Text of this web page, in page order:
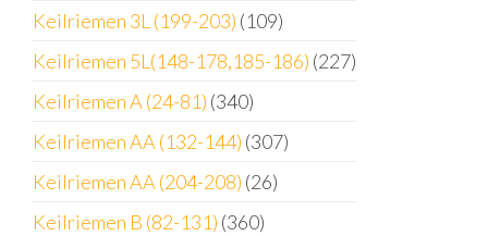
Keilriemen 3L (199-203) (109)
Keilriemen 5L(148-178,185-186) (227)
Keilriemen A (24-81) (340)
Keilriemen AA (132-144) (307)
Keilriemen AA (204-208) (26)
Keilriemen B (82-131) (360)